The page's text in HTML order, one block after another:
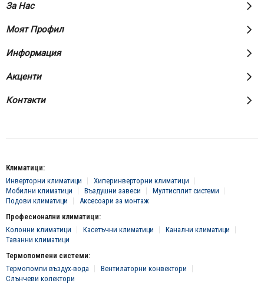
За Нас
Моят Профил
Информация
Акценти
Контакти
Климатици:
Инверторни климатици
Хиперинверторни климатици
Мобилни климатици
Въздушни завеси
Мултисплит системи
Подови климатици
Аксесоари за монтаж
Професионални климатици:
Колонни климатици
Касетъчни климатици
Канални климатици
Таванни климатици
Термопомпени системи:
Термопомпи въздух-вода
Вентилаторни конвектори
Слънчеви колектори